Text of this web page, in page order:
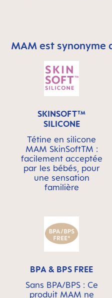
Skip MAM Means
MAM est synonyme
SKINSOFT™
SILICONE
Tétine en silicone
MAM SkinSoftTM :
facilement acceptée
par les bébés, pour
une sensation
familière
BPA & BPS FREE
Sans BPA/BPS : Ce
produit MAM ne